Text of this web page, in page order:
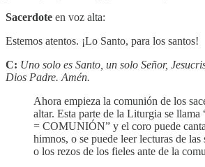
Sacerdote en voz alta:
Estemos atentos. ¡Lo Santo, para los santos!
C: Uno solo es Santo, un solo Señor,
Dios Padre. Amén.
Ahora empieza la comunión de los
altar. Esta parte de la Liturgia se
= COMUNIÓN” y el coro puede
himnos, o se puede leer lecturas de las
o los rezos de los fieles ante de la